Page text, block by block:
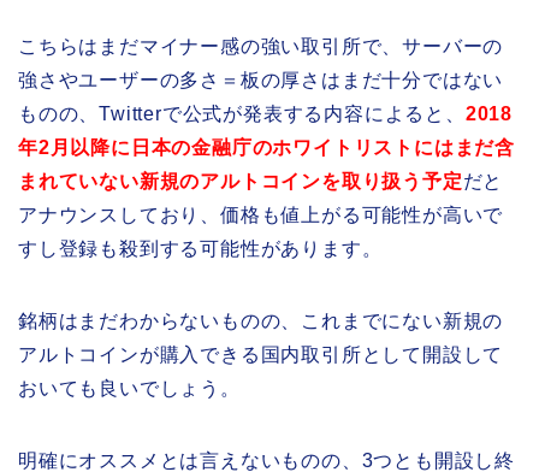
こちらはまだマイナー感の強い取引所で、サーバーの
強さやユーザーの多さ＝板の厚さはまだ十分ではない
ものの、Twitterで公式が発表する内容によると、 2018
年2月以降に日本の金融庁のホワイトリストにはまだ含
まれていない新規のアルトコインを取り扱う予定だと
アナウンスしており、価格も値上がる可能性が高いで
すし登録も殺到する可能性があります。
銘柄はまだわからないものの、これまでにない新規の
アルトコインが購入できる国内取引所として開設して
おいても良いでしょう。
明確にオススメとは言えないものの、3つとも開設し終